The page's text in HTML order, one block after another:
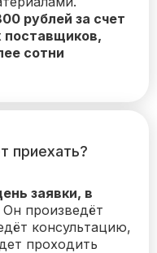
рублей за счет
поставщиков,
сотни
приехать?
заявки, в
Он произведёт
консультацию,
проходить